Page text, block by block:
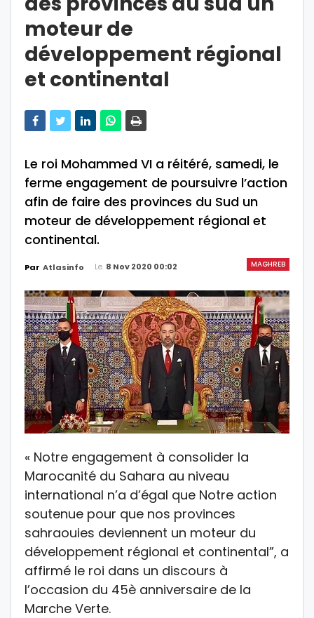
moteur de
développement régional
et continental
Le roi Mohammed VI a réitéré, samedi, le
ferme engagement de poursuivre l’action
afin de faire des provinces du Sud un
moteur de développement régional et
continental.
MAGHREB
Par Atlasinfo Le 8 Nov 2020 00:02
« Notre engagement à consolider la
Marocanité du Sahara au niveau
international n’a d’égal que Notre action
soutenue pour que nos provinces
sahraouies deviennent un moteur du
développement régional et continental”, a
affirmé le roi dans un discours à
l’occasion du 45è anniversaire de la
Marche Verte.